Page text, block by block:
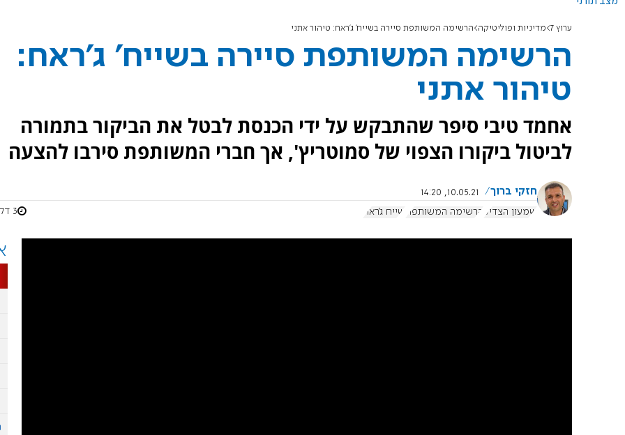
ערוץ 7 מדיניות ופוליטיקה הרשימה המשותפת סיירה בשייח' ג'ראח: טיהור אתני
הרשימה המשותפת סיירה בשייח' ג'ראח:
טיהור אתני
אחמד טיבי סיפר שהתבקש על ידי הכנסת לבטל את הביקור בתמורה
לביטול ביקורו הצפוי של סמוטריץ', אך חברי המשותפת סירבו להצעה
חזקי ברוך
10.05.21, 14:20
שמעון הצדיק הרשימה המשותפת שייח ג'ראח 3 דקות